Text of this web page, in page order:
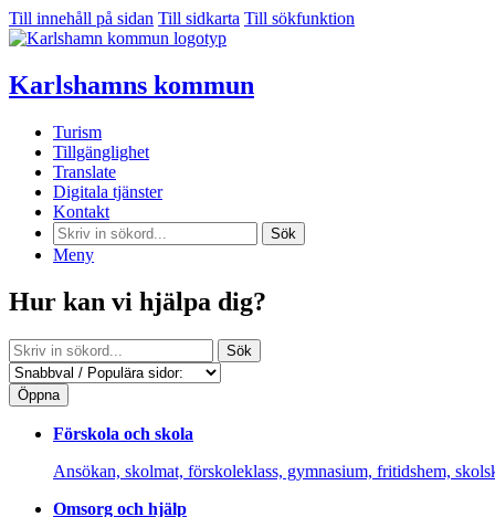
Till innehåll på sidan Till sidkarta Till sökfunktion
Karlshamns kommun
Turism
Tillgänglighet
Translate
Digitala tjänster
Kontakt
Sök
Meny
Hur kan vi hjälpa dig?
Sök
Öppna
Förskola och skola
Ansökan, skolmat, förskoleklass, gymnasium, fritidshem,
Omsorg och hjälp